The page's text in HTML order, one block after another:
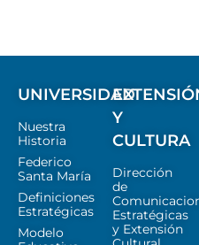
UNIVERSIDAD
Nuestra
Historia
Federico
Santa María
Definiciones
Estratégicas
Modelo
Y
CULTURA
Dirección
de
Estratégicas
y Extensión